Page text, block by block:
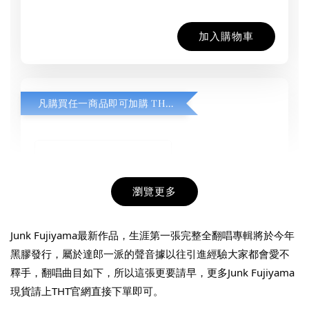
加入購物車
凡購買任一商品即可加購 THT 九週年紀念 T-shirt
THT 九週年紀念 T-shirt
瀏覽更多
Junk Fujiyama最新作品，生涯第一張完整全翻唱專輯將於今年
黑膠發行，屬於達郎一派的聲音據以往引進經驗大家都會愛不
釋手，翻唱曲目如下，所以這張更要請早，更多Junk Fujiyama
現貨請上THT官網直接下單即可。